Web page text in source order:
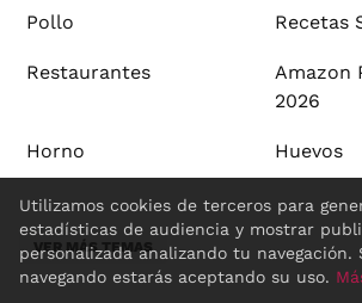
Pollo Recetas
Restaurantes
Amazon
2026
Horno Huevos
VER MÁS TEMAS
Utilizamos cookies de terceros para
estadísticas de audiencia y mostrar
personalizada analizando tu navegación.
navegando estarás aceptando su uso.